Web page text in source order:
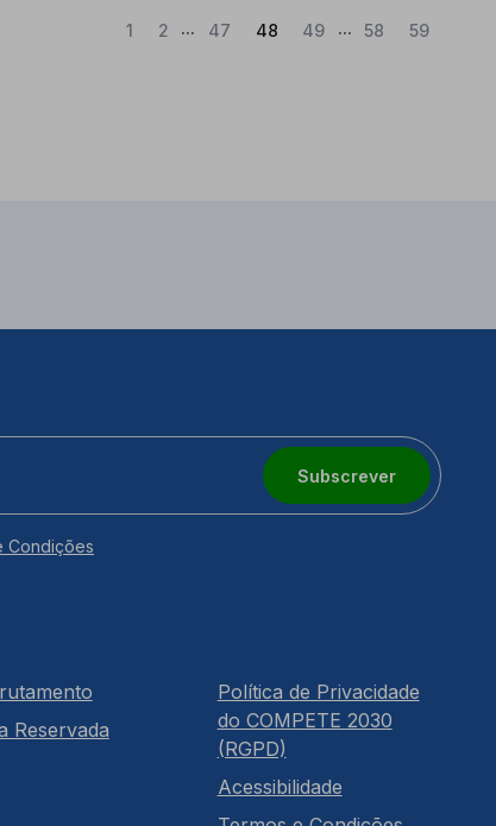
1 2 ... 47 48(Atual)
49 ... 58 59
Subscrever
Condições
Reservada
Política de Privacidade
do COMPETE 2030
(RGPD)
Acessibilidade